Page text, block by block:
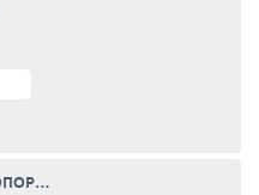
КОМСОМОЛЬСК-НА-АМУРЕ АЭРОПОРТ ХУРБА